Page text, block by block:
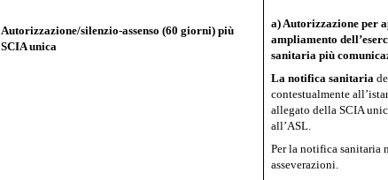
Autorizzazione/silenzio-assenso (60 giorni) più
SCIA unica
a) Autorizzazione per
ampliamento
sanitaria più
La notifica sanitaria
contestualmente
allegato della SCIA
all’ASL.
Per la notifica sanitaria
asseverazioni.